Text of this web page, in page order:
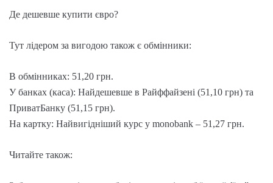
Де дешевше купити євро?
Тут лідером за вигодою також є обмінники:
В обмінниках: 51,20 грн.
У банках (каса): Найдешевше в Райффайзені (51,10 грн) та
ПриватБанку (51,15 грн).
На картку: Найвигідніший курс у monobank – 51,27 грн.
Читайте також: